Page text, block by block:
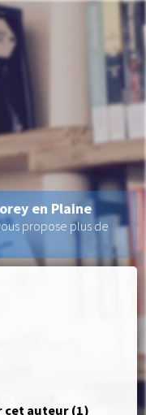
cet auteur (1)
en Plaine
propose plus de